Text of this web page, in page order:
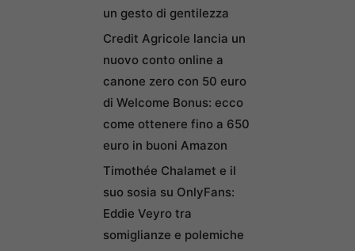
un gesto di gentilezza
Credit Agricole lancia un
nuovo conto online a
canone zero con 50 euro
di Welcome Bonus: ecco
come ottenere fino a 650
euro in buoni Amazon
Timothée Chalamet e il
suo sosia su OnlyFans:
Eddie Veyro tra
somiglianze e polemiche